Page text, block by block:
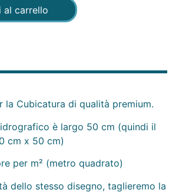
al carrello
la Cubicatura di qualità premium.
è largo 50 cm (quindi il
cm x 50 cm)
per m² (metro quadrato)
dello stesso disegno, taglieremo la